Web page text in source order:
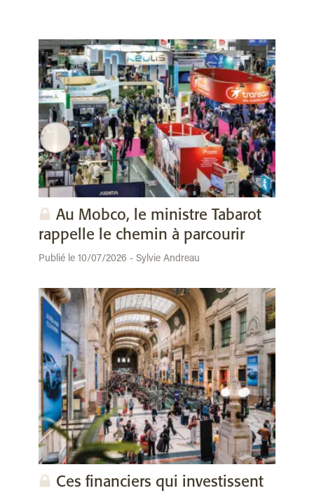
Au Mobco, le ministre Tabarot
rappelle le chemin à parcourir
Publié le 10/07/2026 - Sylvie Andreau
Ces financiers qui investissent